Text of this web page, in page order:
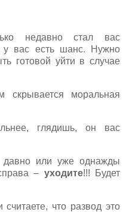
недавно стал вас
у вас есть шанс. Нужно
готовой уйти в случае
скрывается моральная
глядишь, он вас
давно или уже однажды
– уходите!!! Будет
что развод это